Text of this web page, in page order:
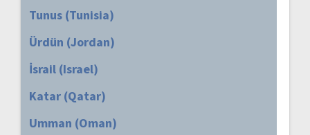
Tunus (Tunisia)
Ürdün (Jordan)
İsrail (Israel)
Katar (Qatar)
Umman (Oman)